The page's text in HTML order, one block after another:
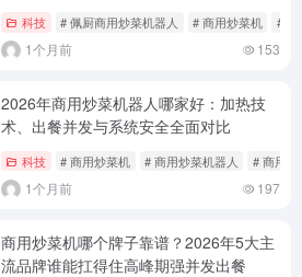
科技 # 佩厨商用炒菜机器人 # 商用炒菜机 # 炒
1个月前 153
2026年商用炒菜机器人哪家好：加热技
术、出餐并发与系统安全全面对比
科技 # 商用炒菜机 # 商用炒菜机器人 # 商用
1个月前 197
商用炒菜机哪个牌子靠谱？2026年5大主
流品牌谁能扛得住高峰期强并发出餐